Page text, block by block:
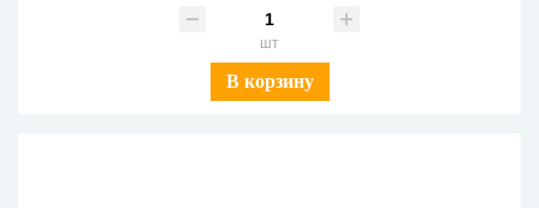
шт
В корзину